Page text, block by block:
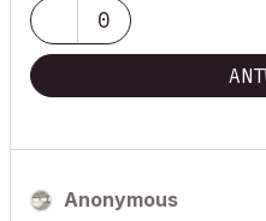
0
Anonymous